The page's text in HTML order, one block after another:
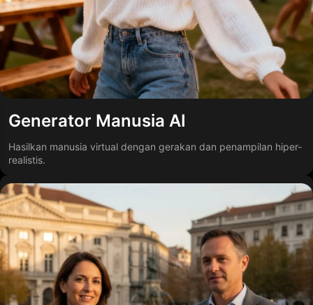
Generator Manusia AI
Hasilkan manusia virtual dengan gerakan dan penampilan hiper-
realistis.